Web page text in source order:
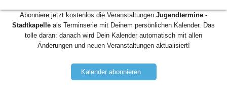
Abonniere jetzt kostenlos die Veranstaltungen Jugendtermine -
Stadtkapelle als Terminserie mit Deinem persönlichen Kalender. Das
tolle daran: danach wird Dein Kalender automatisch mit allen
Änderungen und neuen Veranstaltungen aktualisiert!
Kalender abonnieren